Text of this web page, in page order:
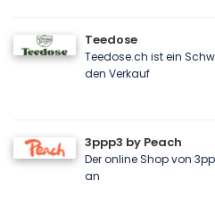
Teedose
Teedose.ch ist ein
den Verkauf
3ppp3 by Peach
Der online Shop von
an